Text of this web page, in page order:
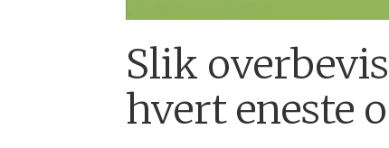
Slik
hvert eneste